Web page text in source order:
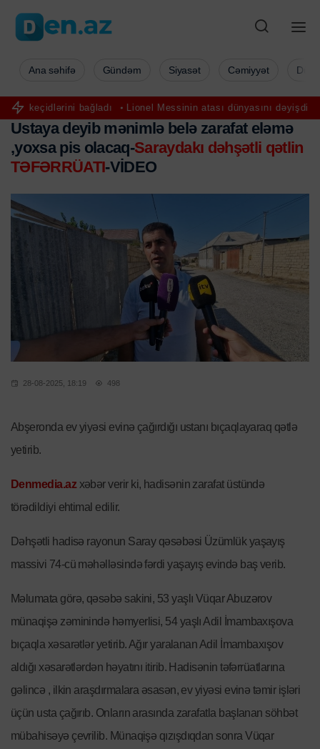
bağladı Lionel Messinin atası dünyasını dəyişdi FHN isti hava
Ana səhifə Gündəm Siyasət Cəmiyyət
Ustaya deyib mənimlə belə zarafat eləmə
,yoxsa pis olacaq-Saraydakı dəhşətli qətlin
TƏFƏRRÜATI-VİDEO
28-08-2025, 18:19 498
Abşeronda ev yiyəsi evinə çağırdığı ustanı bıçaqlayaraq qətlə
yetirib.
Denmedia.az xəbər verir ki, hadisənin zarafat üstündə
törədildiyi ehtimal edilir.
Dəhşətli hadisə rayonun Saray qəsəbəsi Üzümlük yaşayış
massivi 74-cü məhəlləsində fərdi yaşayış evində baş verib.
Məlumata görə, qəsəbə sakini, 53 yaşlı Vüqar Abuzərov
münaqişə zəminində həmyerlisi, 54 yaşlı Adil İmambaxışova
bıçaqla xəsarətlər yetirib. Ağır yaralanan Adil İmambaxışov
aldığı xəsarətlərdən həyatını itirib. Hadisənin təfərrüatlarına
gəlincə , ilkin araşdırmalara əsasən, ev yiyəsi evinə təmir işləri
üçün usta çağırıb. Onların arasında zarafatla başlanan söhbət
mübahisəyə çevrilib. Münaqişə qızışdıqdan sonra Vüqar